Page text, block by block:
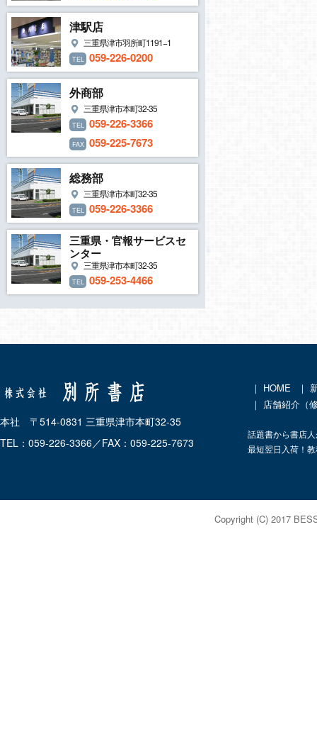
津駅店
三重県津市羽所町1191−1
TEL 059-226-0200
外商部
三重県津市本町32-35
TEL 059-226-3366
FAX 059-225-7673
総務部
三重県津市本町32-35
TEL 059-226-3366
三重県・官報サービスセ
ンター
三重県津市本町32-35
TEL 059-253-4466
本社 〒514-0831 三重県津市本町32-35
TEL：059-226-3366／FAX：059-225-7673
｜ HOME ｜
｜ 店舗紹介（
話題書から書店
最短翌日入荷！
Copyright (C) 2017